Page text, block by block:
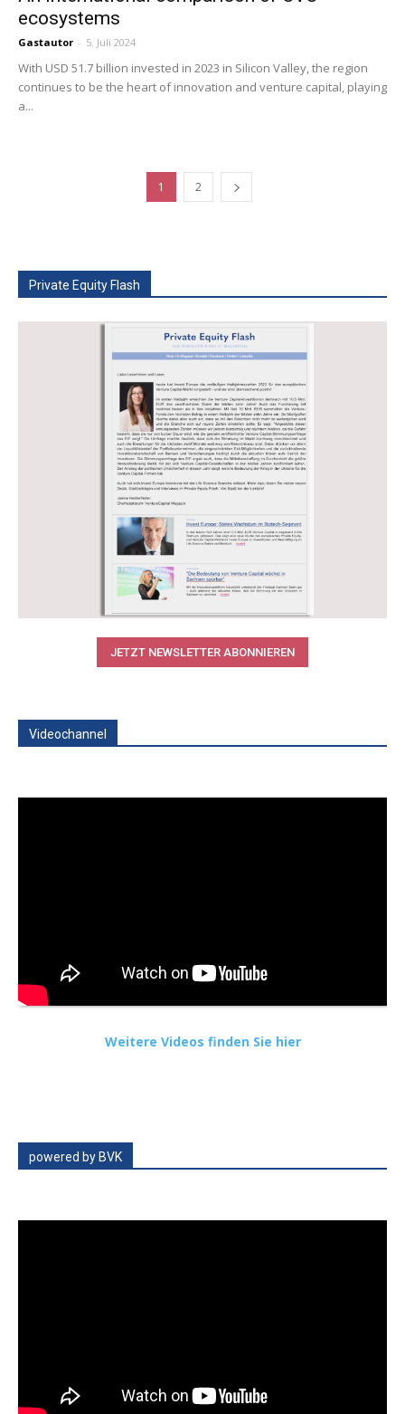
ecosystems
Gastautor - 5. Juli 2024
With USD 51.7 billion invested in 2023 in Silicon Valley, the region
continues to be the heart of innovation and venture capital, playing
a...
1 2
Private Equity Flash
JETZT NEWSLETTER ABONNIEREN
Videochannel
Weitere Videos finden Sie hier
powered by BVK